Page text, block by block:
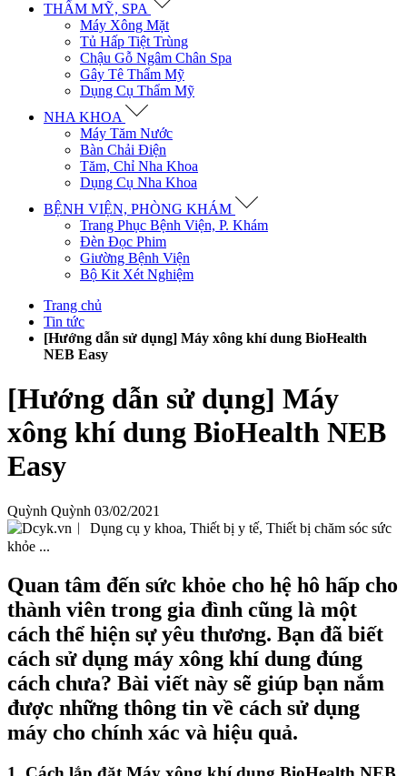
THẨM MỸ, SPA
Máy Xông Mặt
Tủ Hấp Tiệt Trùng
Chậu Gỗ Ngâm Chân Spa
Gây Tê Thẩm Mỹ
Dụng Cụ Thẩm Mỹ
NHA KHOA
Máy Tăm Nước
Bàn Chải Điện
Tăm, Chỉ Nha Khoa
Dụng Cụ Nha Khoa
BỆNH VIỆN, PHÒNG KHÁM
Trang Phục Bệnh Viện, P. Khám
Đèn Đọc Phim
Giường Bệnh Viện
Bộ Kit Xét Nghiệm
Trang chủ
Tin tức
[Hướng dẫn sử dụng] Máy xông khí dung BioHealth
NEB Easy
[Hướng dẫn sử dụng] Máy
xông khí dung BioHealth NEB
Easy
Quỳnh Quỳnh 03/02/2021
Quan tâm đến sức khỏe cho hệ hô hấp cho
thành viên trong gia đình cũng là một
cách thể hiện sự yêu thương. Bạn đã biết
cách sử dụng máy xông khí dung đúng
cách chưa? Bài viết này sẽ giúp bạn nắm
được những thông tin về cách sử dụng
máy cho chính xác và hiệu quả.